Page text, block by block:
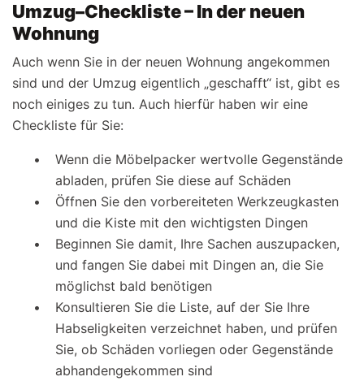
Umzug–Checkliste – In der neuen
Wohnung
Auch wenn Sie in der neuen Wohnung angekommen
sind und der Umzug eigentlich „geschafft“ ist, gibt es
noch einiges zu tun. Auch hierfür haben wir eine
Checkliste für Sie:
Wenn die Möbelpacker wertvolle Gegenstände
abladen, prüfen Sie diese auf Schäden
Öffnen Sie den vorbereiteten Werkzeugkasten
und die Kiste mit den wichtigsten Dingen
Beginnen Sie damit, Ihre Sachen auszupacken,
und fangen Sie dabei mit Dingen an, die Sie
möglichst bald benötigen
Konsultieren Sie die Liste, auf der Sie Ihre
Habseligkeiten verzeichnet haben, und prüfen
Sie, ob Schäden vorliegen oder Gegenstände
abhandengekommen sind